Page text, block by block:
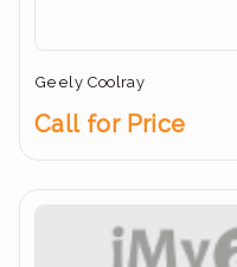
Geely Coolray
Call for Price